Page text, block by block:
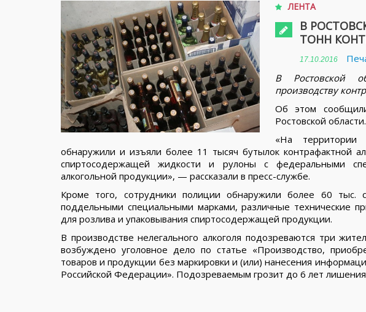
ЛЕНТА
В
ТОНН
17.10.2016
В Ростовской
производству
Об этом
Ростовской области.
«На территории
обнаружили и изъяли более 11 тысяч бутылок контрафактной
спиртосодержащей жидкости и рулоны с федеральными
алкогольной продукции», — рассказали в пресс-службе.
Кроме того, сотрудники полиции обнаружили более 60 тыс.
поддельными специальными марками, различные технические
для розлива и упаковывания спиртосодержащей продукции.
В производстве нелегального алкоголя подозреваются три
возбуждено уголовное дело по статье «Производство,
товаров и продукции без маркировки и (или) нанесения
Российской Федерации». Подозреваемым грозит до 6 лет